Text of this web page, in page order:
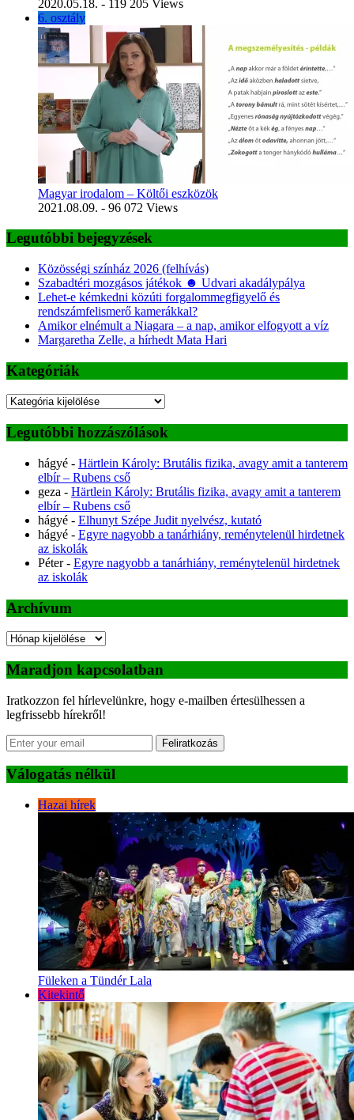
2020.05.18. - 119 205 Views
6. osztály
Magyar irodalom – Költői eszközök
2021.08.09. - 96 072 Views
Legutóbbi bejegyzések
Közösségi színház 2026 (felhívás)
Szabadtéri mozgásos játékok ☻ Udvari akadálypálya
Lehet-e kémkedni közúti forgalommegfigyelő és
rendszámfelismerő kamerákkal?
Amikor elnémult a Niagara – a nap, amikor elfogyott a víz
Margaretha Zelle, a hírhedt Mata Hari
Kategóriák
Kategóriák
Legutóbbi hozzászólások
hágyé - Härtlein Károly: Brutális fizika, avagy amit a tanterem
elbír – Rubens cső
geza - Härtlein Károly: Brutális fizika, avagy amit a tanterem
elbír – Rubens cső
hágyé - Elhunyt Szépe Judit nyelvész, kutató
hágyé - Egyre nagyobb a tanárhiány, reménytelenül hirdetnek
az iskolák
Péter- Egyre nagyobb a tanárhiány, reménytelenül hirdetnek
az iskolák
Archívum
Archívum
Maradjon kapcsolatban
Iratkozzon fel hírlevelünkre, hogy e-mailben értesülhessen a
legfrissebb hírekről!
Feliratkozás
Válogatás nélkül
Hazai hírek
Füleken a Tündér Lala
Kitekintő